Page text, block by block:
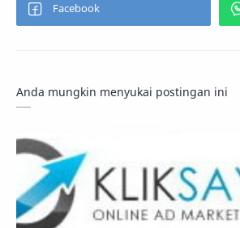
Anda mungkin menyukai postingan ini